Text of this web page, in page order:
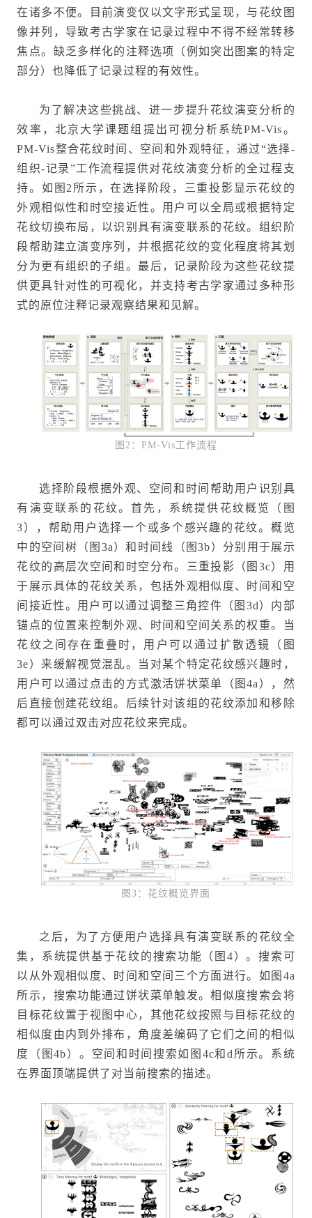
在诸多不便。目前演变仅以文字形式呈现，与花纹图
像并列，导致考古学家在记录过程中不得不经常转移
焦点。缺乏多样化的注释选项（例如突出图案的特定
部分）也降低了记录过程的有效性。
为了解决这些挑战、进一步提升花纹演变分析的
效率，北京大学课题组提出可视分析系统PM-Vis。
PM-Vis整合花纹时间、空间和外观特征，通过“选择-
组织-记录”工作流程提供对花纹演变分析的全过程支
持。如图2所示，在选择阶段，三重投影显示花纹的
外观相似性和时空接近性。用户可以全局或根据特定
花纹切换布局，以识别具有演变联系的花纹。组织阶
段帮助建立演变序列，并根据花纹的变化程度将其划
分为更有组织的子组。最后，记录阶段为这些花纹提
供更具针对性的可视化，并支持考古学家通过多种形
式的原位注释记录观察结果和见解。
图2：PM-Vis工作流程
选择阶段根据外观、空间和时间帮助用户识别具
有演变联系的花纹。首先，系统提供花纹概览（图
3），帮助用户选择一个或多个感兴趣的花纹。概览
中的空间树（图3a）和时间线（图3b）分别用于展示
花纹的高层次空间和时空分布。三重投影（图3c）用
于展示具体的花纹关系，包括外观相似度、时间和空
间接近性。用户可以通过调整三角控件（图3d）内部
锚点的位置来控制外观、时间和空间关系的权重。当
花纹之间存在重叠时，用户可以通过扩散透镜（图
3e）来缓解视觉混乱。当对某个特定花纹感兴趣时，
用户可以通过点击的方式激活饼状菜单（图4a），然
后直接创建花纹组。后续针对该组的花纹添加和移除
都可以通过双击对应花纹来完成。
图3：花纹概览界面
之后，为了方便用户选择具有演变联系的花纹全
集，系统提供基于花纹的搜索功能（图4）。搜索可
以从外观相似度、时间和空间三个方面进行。如图4a
所示，搜索功能通过饼状菜单触发。相似度搜索会将
目标花纹置于视图中心，其他花纹按照与目标花纹的
相似度由内到外排布，角度差编码了它们之间的相似
度（图4b）。空间和时间搜索如图4c和d所示。系统
在界面顶端提供了对当前搜索的描述。